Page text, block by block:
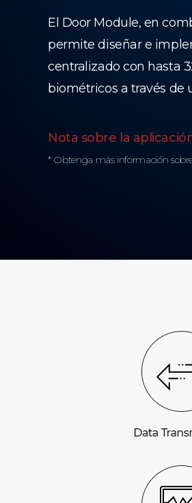
El Door Module, en
permite diseñar e
centralizado con hasta
biométricos a través de
Nota sobre la
* Obtenga más información